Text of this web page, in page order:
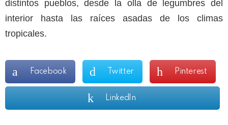
distintos pueblos, desde la olla de legumbres del
interior hasta las raíces asadas de los climas
tropicales.
Facebook Twitter Pinterest
LinkedIn